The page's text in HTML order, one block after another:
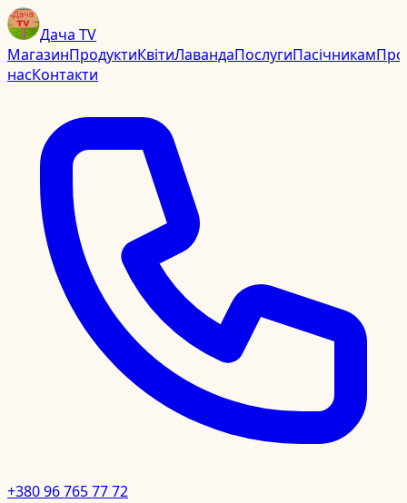
Дача TV
МагазинПродуктиКвітиЛавандаПослугиПасічникамПро
насКонтакти
+380 96 765 77 72